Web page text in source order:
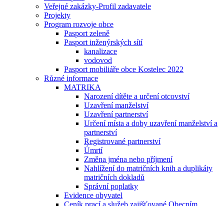
Veřejné zakázky-Profil zadavatele
Projekty
Program rozvoje obce
Pasport zeleně
Pasport inženýrských sítí
kanalizace
vodovod
Pasport mobiliáře obce Kostelec 2022
Různé informace
MATRIKA
Narození dítěte a určení otcovství
Uzavření manželství
Uzavření partnerství
Určení místa a doby uzavření manželství a
partnerství
Registrované partnerství
Úmrtí
Změna jména nebo příjmení
Nahlížení do matričních knih a duplikáty
matričních dokladů
Správní poplatky
Evidence obyvatel
Ceník prací a služeb zajišťované Obecním